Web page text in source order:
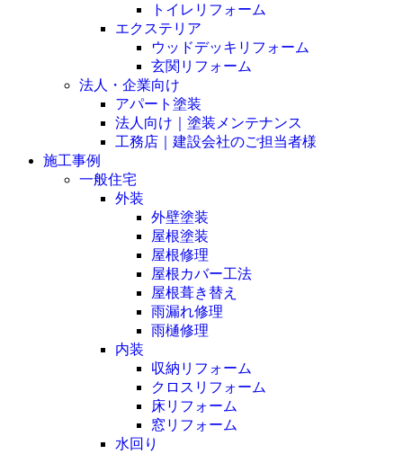
トイレリフォーム
エクステリア
ウッドデッキリフォーム
玄関リフォーム
法人・企業向け
アパート塗装
法人向け｜塗装メンテナンス
工務店｜建設会社のご担当者様
施工事例
一般住宅
外装
外壁塗装
屋根塗装
屋根修理
屋根カバー工法
屋根葺き替え
雨漏れ修理
雨樋修理
内装
収納リフォーム
クロスリフォーム
床リフォーム
窓リフォーム
水回り